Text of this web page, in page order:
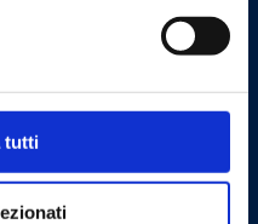
tutti
Policy